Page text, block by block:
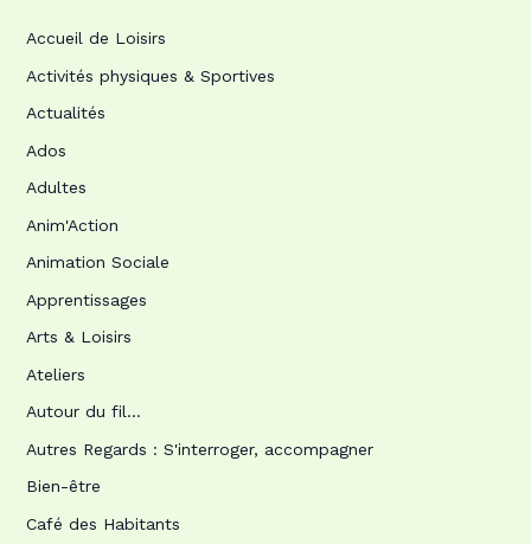
Accueil de Loisirs
Activités physiques & Sportives
Actualités
Ados
Adultes
Anim'Action
Animation Sociale
Apprentissages
Arts & Loisirs
Ateliers
Autour du fil…
Autres Regards : S'interroger, accompagner
Bien-être
Café des Habitants